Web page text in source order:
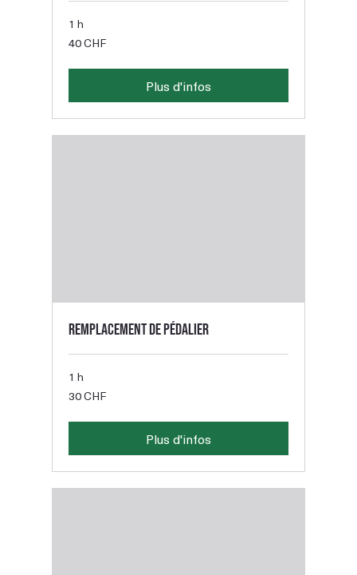
1 h
francs
40 CHF
Plus d'infos
Remplacement de pédalier
1 h
francs
30 CHF
Plus d'infos